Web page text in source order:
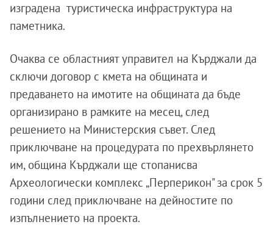
изградена туристическа инфраструктура на
паметника.
Очаква се областният управител на Кърджали да
сключи договор с кмета на общината и
предаването на имотите на общината да бъде
организирано в рамките на месец, след
решението на Министерския съвет. След
приключване на процедурата по прехвърлянето
им, община Кърджали ще стопанисва
Археологически комплекс „Перперикон" за срок 5
години след приключване на дейностите по
изпълнението на проекта.